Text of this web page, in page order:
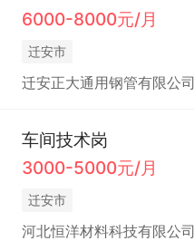
6000-8000元/月
迁安市
迁安正大通用钢管有限公司
车间技术岗
3000-5000元/月
迁安市
河北恒洋材料科技有限公司